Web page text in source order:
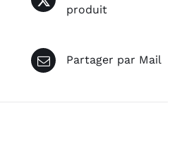
produit
Partager par Mail